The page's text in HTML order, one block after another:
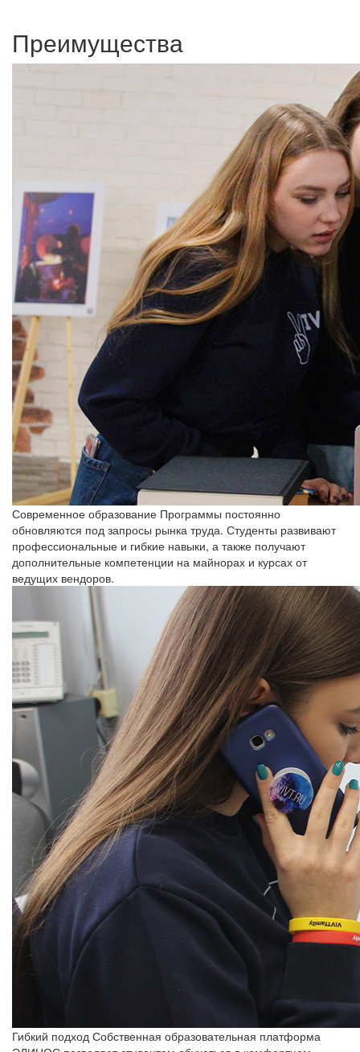
Преимущества
Современное образование Программы постоянно
обновляются под запросы рынка труда. Студенты развивают
профессиональные и гибкие навыки, а также получают
дополнительные компетенции на майнорах и курсах от
ведущих вендоров.
Гибкий подход Собственная образовательная платформа